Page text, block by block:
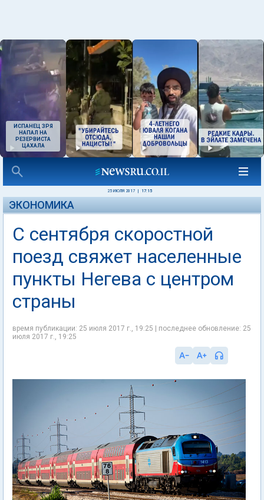
ИСПАНЕЦ ЗРЯ
НАПАЛ НА
РЕЗЕРВИСТА
ЦАХАЛА
25 ИЮЛЯ 2017 17:15
ЭКОНОМИКА
С сентября скоростной
поезд свяжет населенные
пункты Негева с центром
страны
время публикации: 25 июля 2017 г., 19:25 | последнее обновление: 25
июля 2017 г., 19:25